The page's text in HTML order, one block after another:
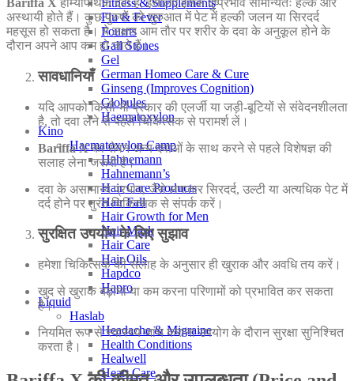
Fitness & Supplements
Flu & Fever
Fourrts
Gall Stones
Gel
German Homeo Care & Cure
Ginseng (Improves Cognition)
Globules
Haematoxylon
Kino
Haematoxylon Camp
Hahnemann
Hahnemann’s
Hair Care Products
Hair Fall
Hair Growth for Men
Hair Mask
Hair Care
Hair Oils
Hapdco
Hapro
Liquid
Haslab
Headache & Migraine
Health Conditions
Healwell
Heart Care
Bariffa X होम्योपैथिक दवा है, इसलिए इसके दुष्प्रभाव सामान्यतः हल्के और
अस्थायी होते हैं। कुछ पुरुषों को शुरुआत में पेट में हल्की जलन या सिरदर्द
महसूस हो सकता है। ये लक्षण आम तौर पर शरीर के दवा के अनुकूल होने के
दौरान अपने आप कम हो जाते हैं।
सावधानियाँ
यदि आपको किसी भी प्रकार की एलर्जी या जड़ी-बूटियों से संवेदनशीलता
है, तो दवा लेने से पहले चिकित्सक से परामर्श लें।
Bariffa Xका सेवन अन्य दवाओं के साथ करने से पहले विशेषज्ञ की
सलाह लेना जरूरी है।
दवा के असामान्य प्रभाव, जैसे लगातार सिरदर्द, उल्टी या अत्यधिक पेट में
दर्द होने पर तुरंत चिकित्सक से संपर्क करें।
सुरक्षित उपयोग के लिए सुझाव
हमेशा चिकित्सक की सलाह के अनुसार ही खुराक और अवधि तय करें।
खुद से खुराक बढ़ाना या कम करना परिणामों को प्रभावित कर सकता
है।
नियमित रूप से स्वास्थ्य जांच कराना उपयोग के दौरान सुरक्षा सुनिश्चित
करता है।